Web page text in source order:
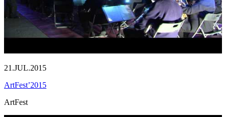
21.JUL.2015
ArtFest’2015
ArtFest